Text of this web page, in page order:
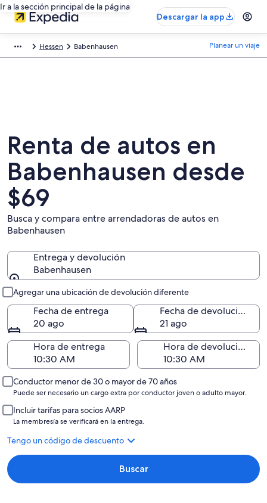
Ir a la sección principal de la página
Descargar la app
Hessen Babenhausen Planear un viaje
Renta de autos en
Babenhausen desde
$69
Busca y compara entre arrendadoras de autos en
Babenhausen
Entrega y devolución
Babenhausen
Agregar una ubicación de devolución diferente
Fecha de entrega
20 ago
Fecha de devolución
21 ago
Hora de entrega
Hora de devolución
Conductor menor de 30 o mayor de 70 años
Puede ser necesario un cargo extra por conductor joven o adulto mayor.
Incluir tarifas para socios AARP
La membresía se verificará en la entrega.
Tengo un código de descuento
Buscar